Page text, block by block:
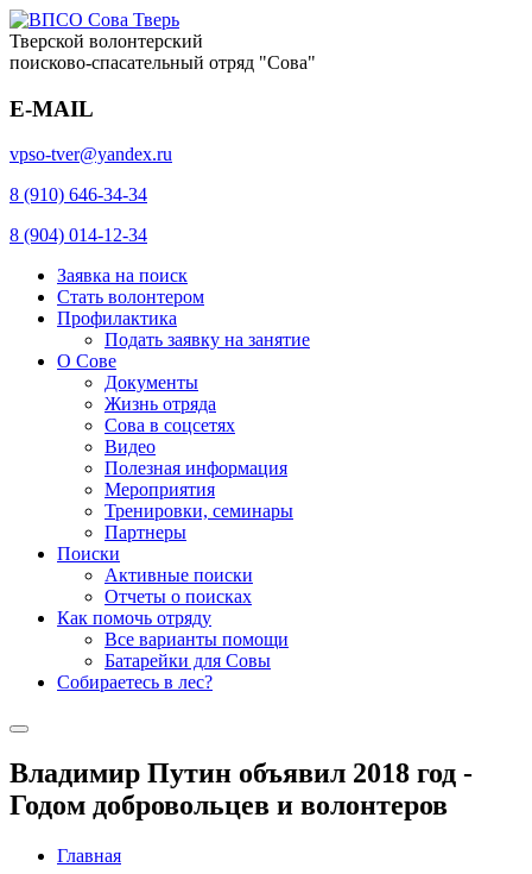
Тверской волонтерский
поисково-спасательный отряд "Сова"
E-MAIL
vpso-tver@yandex.ru
8 (910) 646-34-34
8 (904) 014-12-34
Заявка на поиск
Стать волонтером
Профилактика
Подать заявку на занятие
О Сове
Документы
Жизнь отряда
Сова в соцсетях
Видео
Полезная информация
Мероприятия
Тренировки, семинары
Партнеры
Поиски
Активные поиски
Отчеты о поисках
Как помочь отряду
Все варианты помощи
Батарейки для Совы
Собираетесь в лес?
Владимир Путин объявил 2018 год -
Годом добровольцев и волонтеров
Главная